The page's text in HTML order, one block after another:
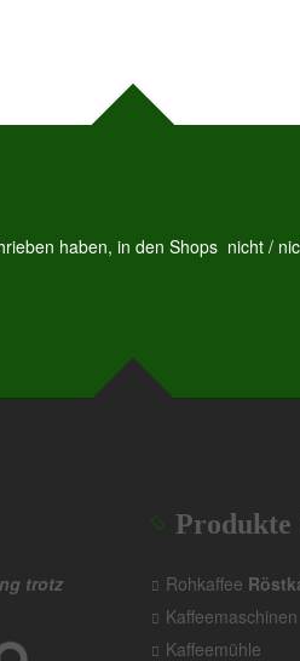
haben, in den Shops nicht /
trotz
Produkte
Rohkaffee
Kaffeemaschinen
Kaffeemühle